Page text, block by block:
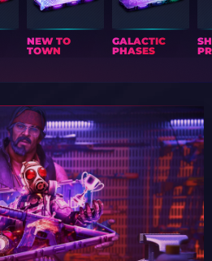
NEW TO
TOWN
GALACTIC
PHASES